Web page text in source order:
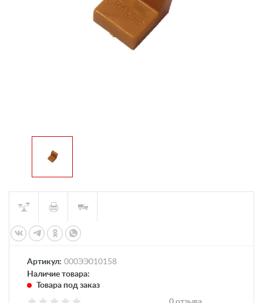
Артикул: 000ЭЭ010158
Наличие товара:
Товара под заказ